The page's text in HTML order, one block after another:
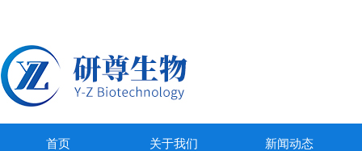
首页 关于我们 新闻动态